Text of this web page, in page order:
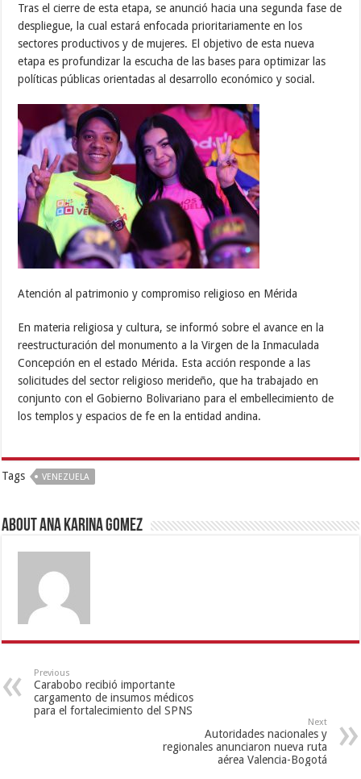
Tras el cierre de esta etapa, se anunció hacia una segunda fase de
despliegue, la cual estará enfocada prioritariamente en los
sectores productivos y de mujeres. El objetivo de esta nueva
etapa es profundizar la escucha de las bases para optimizar las
políticas públicas orientadas al desarrollo económico y social.
Atención al patrimonio y compromiso religioso en Mérida
En materia religiosa y cultura, se informó sobre el avance en la
reestructuración del monumento a la Virgen de la Inmaculada
Concepción en el estado Mérida. Esta acción responde a las
solicitudes del sector religioso merideño, que ha trabajado en
conjunto con el Gobierno Bolivariano para el embellecimiento de
los templos y espacios de fe en la entidad andina.
Tags VENEZUELA
About Ana Karina Gomez
Previous
Carabobo recibió importante
cargamento de insumos médicos
para el fortalecimiento del SPNS
Next
Autoridades nacionales y
regionales anunciaron nueva ruta
aérea Valencia-Bogotá